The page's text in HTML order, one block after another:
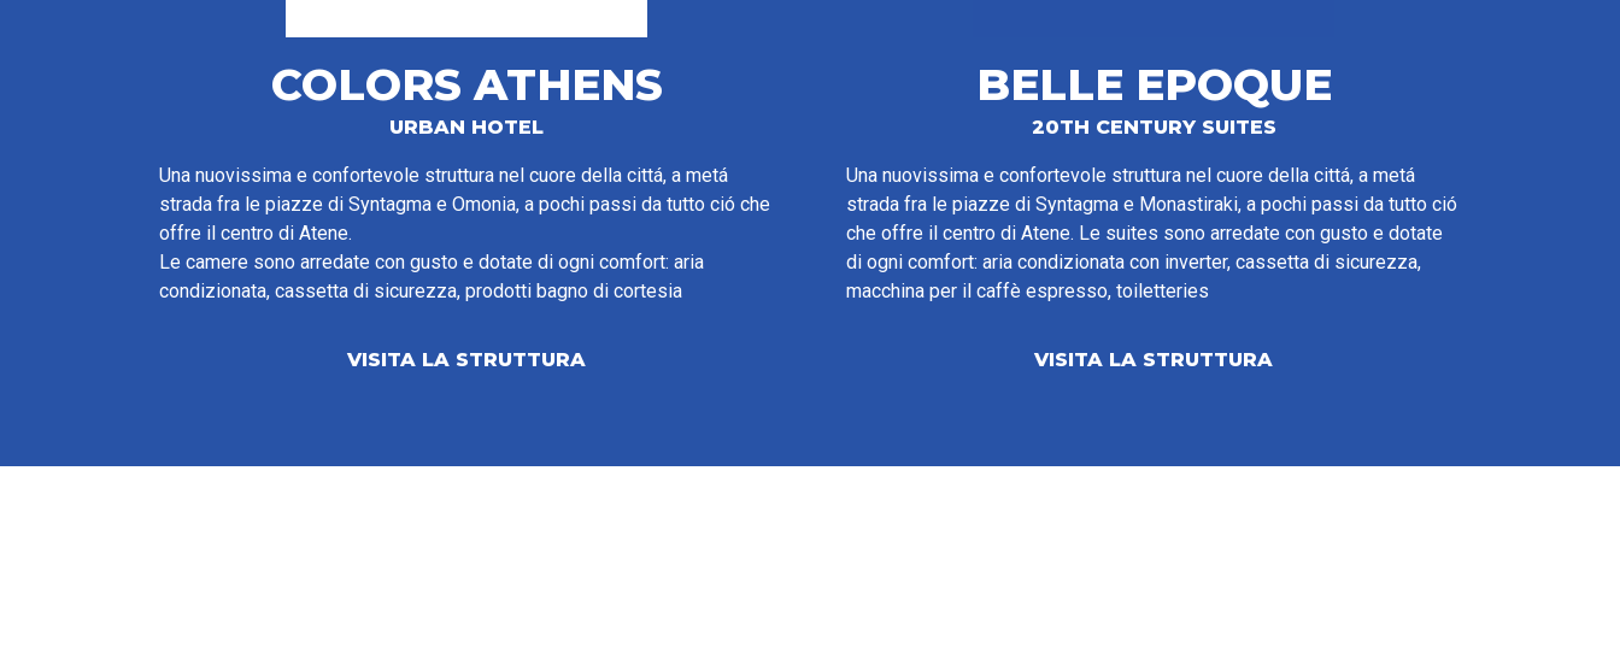
COLORS ATHENS
URBAN HOTEL
Una nuovissima e confortevole struttura nel cuore della cittá, a metá
strada fra le piazze di Syntagma e Omonia, a pochi passi da tutto ció che
offre il centro di Atene.
Le camere sono arredate con gusto e dotate di ogni comfort: aria
condizionata, cassetta di sicurezza, prodotti bagno di cortesia
VISITA LA STRUTTURA
BELLE EPOQUE
20TH CENTURY SUITES
Una nuovissima e confortevole struttura nel cuore della cittá, a metá
strada fra le piazze di Syntagma e Monastiraki, a pochi passi da tutto ció
che offre il centro di Atene. Le suites sono arredate con gusto e dotate
di ogni comfort: aria condizionata con inverter, cassetta di sicurezza,
macchina per il caffè espresso, toiletteries
VISITA LA STRUTTURA